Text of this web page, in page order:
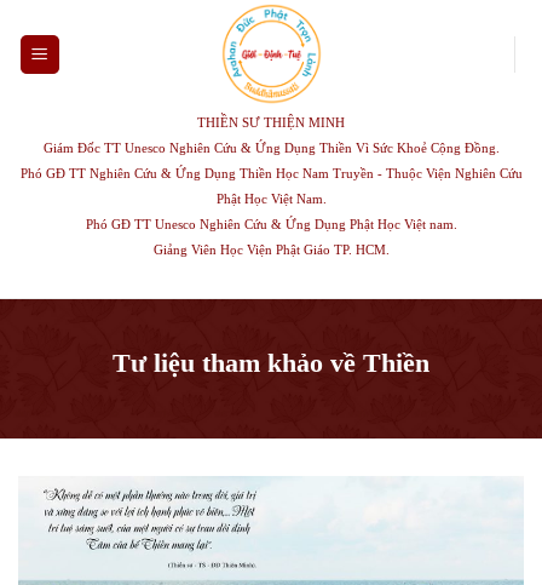
content
THIỀN SƯ THIỆN MINH
Giám Đốc TT Unesco Nghiên Cứu & Ứng Dụng Thiền Vì Sức Khoẻ Cộng Đồng.
Phó GĐ TT Nghiên Cứu & Ứng Dụng Thiền Học Nam Truyền - Thuộc Viện Nghiên Cứu
Phật Học Việt Nam.
Phó GĐ TT Unesco Nghiên Cứu & Ứng Dụng Phật Học Việt nam.
Giảng Viên Học Viện Phật Giáo TP. HCM.
Tư liệu tham khảo về Thiền